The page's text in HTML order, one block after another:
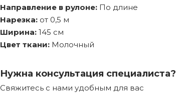
Направление в рулоне: По длине
Нарезка: от 0,5 м
Ширина: 145 см
Цвет ткани: Молочный
Нужна консультация специалиста?
Свяжитесь с нами удобным для вас